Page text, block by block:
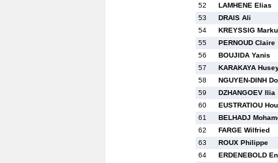
52
LAMHENE Elias
53
DRAIS Ali
54
KREYSSIG
55
PERNOUD Claire
56
BOUJIDA Yanis
57
KARAKAYA
58
NGUYEN-DINH
59
DZHANGOEV Ilia
60
EUSTRATIOU
61
BELHADJ
62
FARGE Wilfried
63
ROUX Philippe
64
ERDENEBOLD